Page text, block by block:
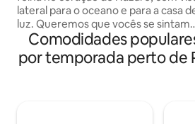
lateral para o oceano e para a casa
luz. Queremos que vocês se sintam
confortáveis e desfrutem de sua
em Nazaré. É decorado com bom
e adicionamos nosso toque pessoal. É
Comodidades
por temporada perto de